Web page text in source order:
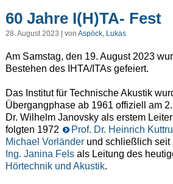
60 Jahre I(H)TA- Fest
28. August 2023 | von Aspöck, Lukas
Am Samstag, den 19. August 2023
Bestehen des IHTA/ITAs gefeiert.
Das Institut für Technische Akustik
Übergangphase ab 1961 offiziell am
Dr. Wilhelm Janovsky als erstem
folgten 1972
Prof. Dr. Heinrich
Michael Vorländerund schließlich seit
Ing. Janina Felsals Leitung des
Hörtechnik und Akustik.